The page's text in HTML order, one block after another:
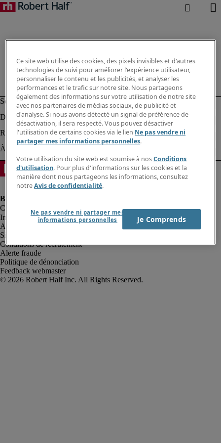
Informations sur la société
Avis de confidentialité
Site web et cookies
Conditions de recrutement
Alerte fraude
Politique de dénonciation
Feedback webmaster
Ce site web utilise des cookies, des pixels invisibles et d'autres
technologies de suivi pour améliorer l'expérience utilisateur,
personnaliser le contenu et les publicités, et analyser les
performances et le trafic sur notre site. Nous partageons
également des informations sur votre utilisation de notre site
avec nos partenaires de médias sociaux, de publicité et
d'analyse. Si nous avons détecté un signal de préférence de
désactivation, il sera respecté. Vous pouvez désactiver
l'utilisation de certains cookies via le lien Ne pas vendre ni
partager mes informations personnelles.
Votre utilisation du site web est soumise à nosConditions
d'utilisation. Pour plus d'informations sur les cookies et la
manière dont nous partageons les informations, consultez
notreAvis de confidentialité.
Ne pas vendre ni partager mes
informations personnelles
Je Comprends